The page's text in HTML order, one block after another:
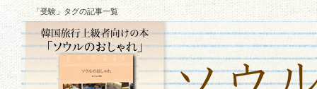
「受験」タグの記事一覧